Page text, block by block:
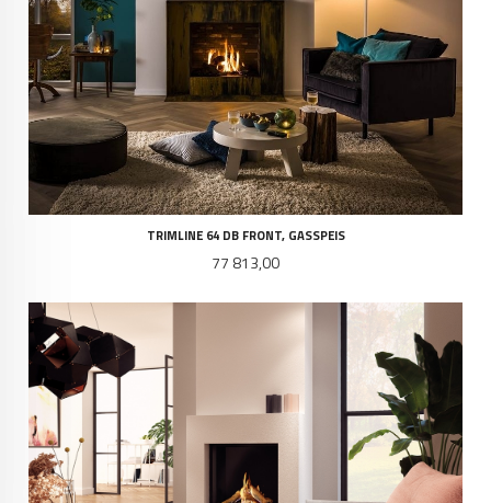
TRIMLINE 64 DB FRONT, GASSPEIS
Pris
77 813,00